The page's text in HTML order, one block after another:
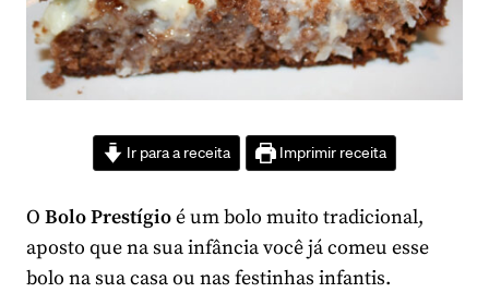
Ir para a receita Imprimir receita
O Bolo Prestígioé um bolo muito tradicional,
aposto que na sua infância você já comeu esse
bolo na sua casa ou nas festinhas infantis.